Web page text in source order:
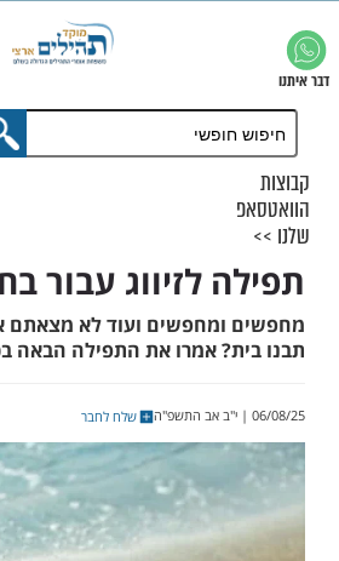
לזיווג עבור בחור
ועוד לא מצאתם את
אמרו את התפילה הבאה
שלח לחבר